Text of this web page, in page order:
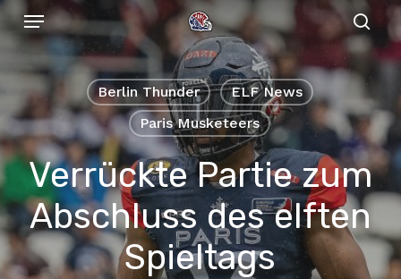
Skip
to
content
Menu
Berlin Thunder
ELF News
Paris Musketeers
Verrückte Partie zum
Abschluss des elften
Spieltags